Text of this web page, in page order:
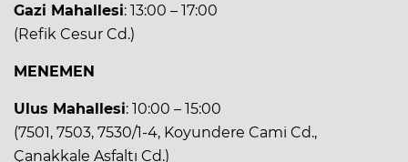
Gazi Mahallesi: 13:00 – 17:00
(Refik Cesur Cd.)
MENEMEN
Ulus Mahallesi: 10:00 – 15:00
(7501, 7503, 7530/1-4, Koyundere Cami Cd.,
Çanakkale Asfaltı Cd.)